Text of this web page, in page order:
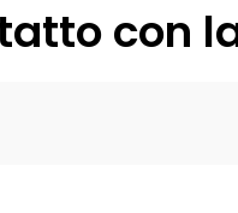
con